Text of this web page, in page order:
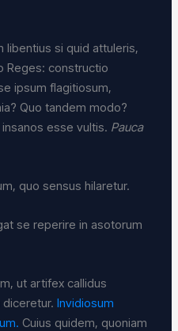
libentius si quid attuleris,
Reges: constructio
ipsum flagitiosum,
Quo tandem modo?
esse vultis. Pauca
quo sensus hilaretur.
se reperire in asotorum
ut artifex callidus
diceretur.Invidiosum
Cuius quidem, quoniam